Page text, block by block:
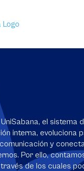
el sistema
interna, evoluciona
y
Por ello,
de los cuales